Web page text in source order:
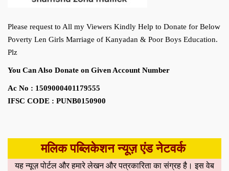
Please request to All my Viewers Kindly Help to Donate for Below
Poverty Len Girls Marriage of Kanyadan & Poor Boys Education.
Plz
You Can Also Donate on Given Account Number
Ac No : 1509000401179555
IFSC CODE : PUNB0150900
मलिक पब्लिकेशन न्यूज़ एंड नेटवर्क
यह न्यूज़ पोर्टल और हमारे लेखन और पत्रकारिता का संग्रह है। इस वेब